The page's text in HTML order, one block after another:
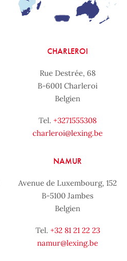
CHARLEROI
Rue Destrée, 68
B-6001 Charleroi
Belgien
Tel. +3271555308
charleroi@lexing.be
NAMUR
Avenue de Luxembourg, 152
B-5100 Jambes
Belgien
Tel. +32 81 21 22 23
namur@lexing.be